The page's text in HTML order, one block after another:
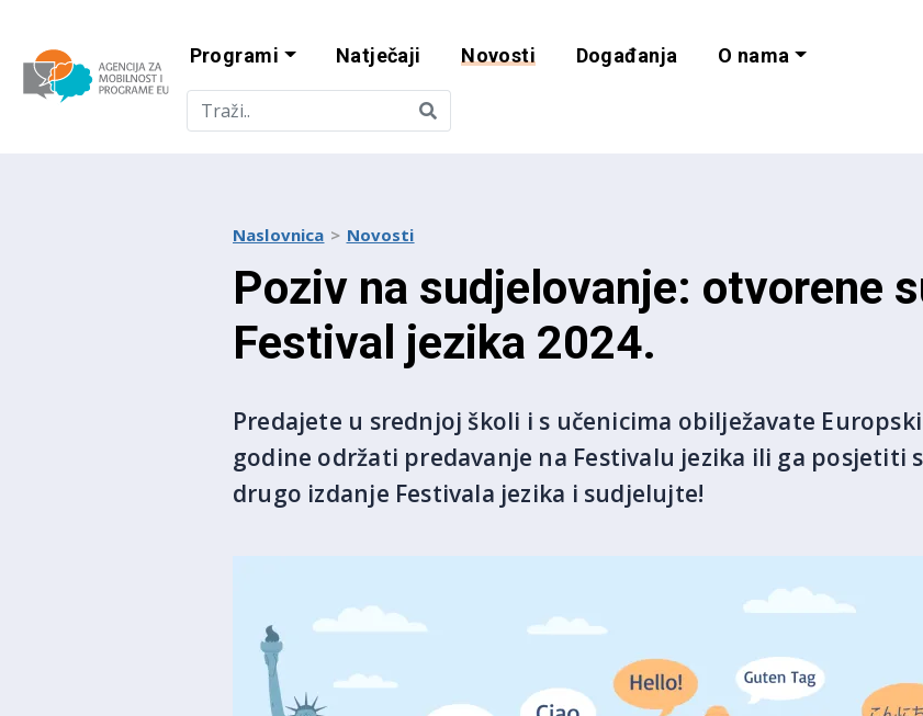
Agencija za mobilnost i programe
Programi Natječaji Novosti Događanja O nama
Naslovnica Novosti
Poziv na sudjelovanje: otvorene
Festival jezika 2024.
Predajete u srednjoj školi i s učenicima obilježavate
godine održati predavanje na Festivalu jezika ili ga posjetiti
drugo izdanje Festivala jezika i sudjelujte!